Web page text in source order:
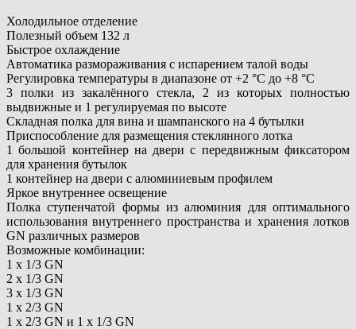
Холодильное отделение
Полезный объем 132 л
Быстрое охлаждение
Автоматика размораживания с испарением талой воды
Регулировка температуры в диапазоне от +2 °C до +8 °C
3 полки из закалённого стекла, 2 из которых полностью
выдвижные и 1 регулируемая по высоте
Складная полка для вина и шампанского на 4 бутылки
Приспособление для размещения стеклянного лотка
1 большой контейнер на двери с передвижным фиксатором
для хранения бутылок
1 контейнер на двери с алюминиевым профилем
Яркое внутреннее освещение
Полка ступенчатой формы из алюминия для оптимального
использования внутреннего пространства и хранения лотков
GN различных размеров
Возможные комбинации:
1 x 1/3 GN
2 x 1/3 GN
3 x 1/3 GN
1 x 2/3 GN
1 x 2/3 GN и 1 x 1/3 GN